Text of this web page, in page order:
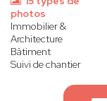
photos
Immobilier &
Architecture
Bâtiment
Suivi de chantier